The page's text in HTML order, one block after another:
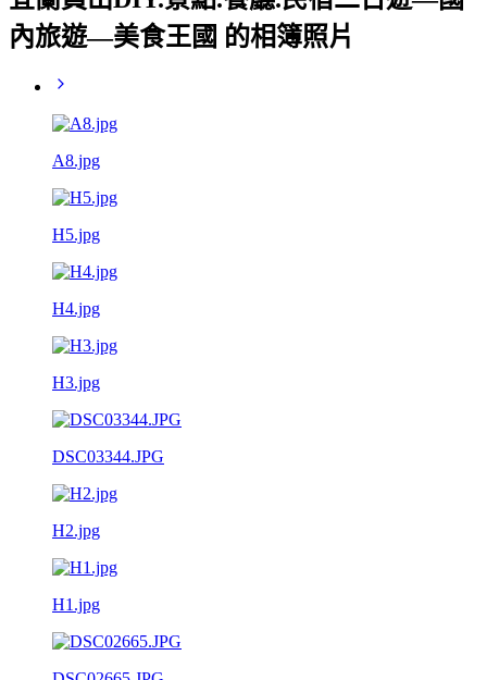
內旅遊—美食王國 的相簿照片
A8.jpg
H5.jpg
H4.jpg
H3.jpg
DSC03344.JPG
H2.jpg
H1.jpg